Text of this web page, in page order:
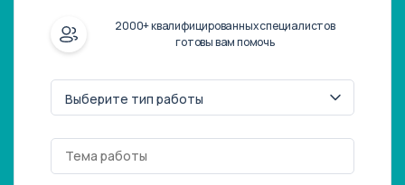
2000+ квалифицированных специалистов
готовы вам помочь